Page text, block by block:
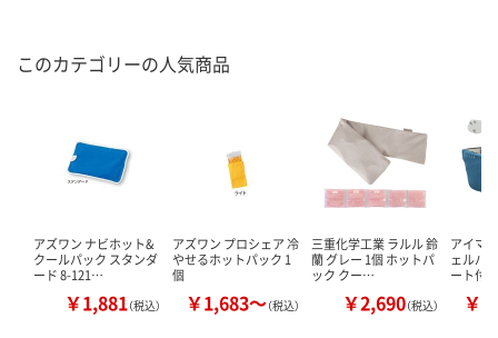
このカテゴリーの人気商品
アズワン ナビホット&
クールパック スタンダ
ード 8-121…
￥1,881（税込）
アズワン プロシェア 冷
やせるホットパック 1
個
￥1,683～（税込）
三重化学工業 ラルル 鈴
蘭 グレー 1個 ホットパ
ック クー…
￥2,690（税込）
アイマ
ェルパ
ート付
￥